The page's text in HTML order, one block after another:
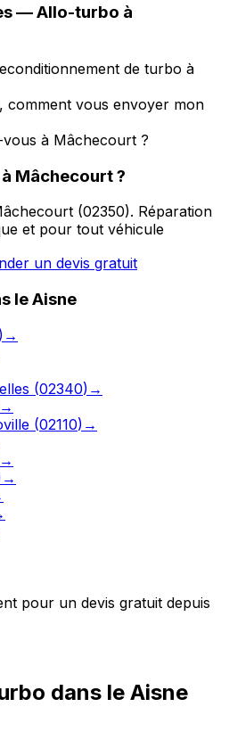
—Allo-turbo à
de turbo à
comment vous envoyer mon
à Mâchecourt ?
à Mâchecourt?
(02350). Réparation
et pour tout véhicule
un devis gratuit
leAisne
) →
(02340) →
→
(02110) →
→
→
pour un devis gratuit depuis
dans le Aisne